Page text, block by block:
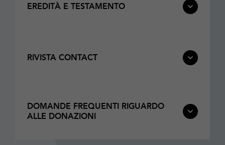
EREDITÀ E TESTAMENTO
RIVISTA CONTACT
DOMANDE FREQUENTI RIGUARDO
ALLE DONAZIONI